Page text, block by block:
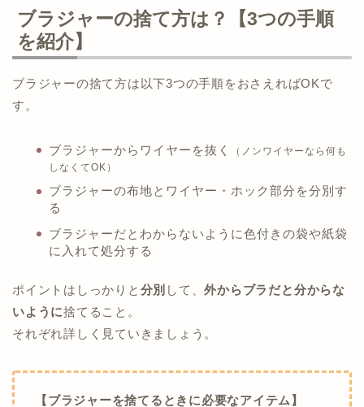
ブラジャーの捨て方は？【3つの手順
を紹介】
ブラジャーの捨て方は以下3つの手順をおさえればOKで
す。
ブラジャーからワイヤーを抜く
（ノンワイヤーなら何も
しなくてOK）
ブラジャーの布地とワイヤー・ホック部分を分別す
る
ブラジャーだとわからないように色付きの袋や紙袋
に入れて処分する
ポイントはしっかりと 分別 して、外からブラだと分からな
いように捨てること。
それぞれ詳しく見ていきましょう。
【ブラジャーを捨てるときに必要なアイテム】